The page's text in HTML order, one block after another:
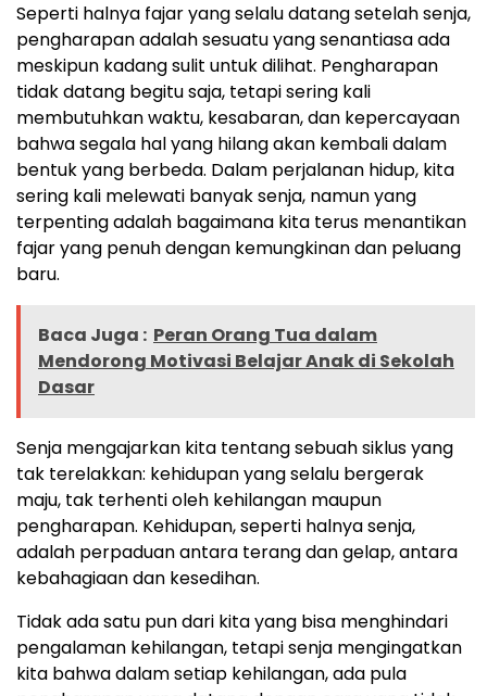
Seperti halnya fajar yang selalu datang setelah senja,
pengharapan adalah sesuatu yang senantiasa ada
meskipun kadang sulit untuk dilihat. Pengharapan
tidak datang begitu saja, tetapi sering kali
membutuhkan waktu, kesabaran, dan kepercayaan
bahwa segala hal yang hilang akan kembali dalam
bentuk yang berbeda. Dalam perjalanan hidup, kita
sering kali melewati banyak senja, namun yang
terpenting adalah bagaimana kita terus menantikan
fajar yang penuh dengan kemungkinan dan peluang
baru.
Baca Juga : Peran Orang Tua dalam
Mendorong Motivasi Belajar Anak di Sekolah
Dasar
Senja mengajarkan kita tentang sebuah siklus yang
tak terelakkan: kehidupan yang selalu bergerak
maju, tak terhenti oleh kehilangan maupun
pengharapan. Kehidupan, seperti halnya senja,
adalah perpaduan antara terang dan gelap, antara
kebahagiaan dan kesedihan.
Tidak ada satu pun dari kita yang bisa menghindari
pengalaman kehilangan, tetapi senja mengingatkan
kita bahwa dalam setiap kehilangan, ada pula